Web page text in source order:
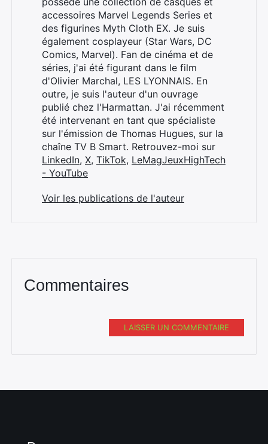
accessoires Marvel Legends Series et
des figurines Myth Cloth EX. Je suis
également cosplayeur (Star Wars, DC
Comics, Marvel). Fan de cinéma et de
séries, j'ai été figurant dans le film
d'Olivier Marchal, LES LYONNAIS. En
outre, je suis l'auteur d'un ouvrage
publié chez l'Harmattan. J'ai récemment
été intervenant en tant que spécialiste
sur l'émission de Thomas Hugues, sur la
chaîne TV B Smart. Retrouvez-moi sur
LinkedIn, X, TikTok, LeMagJeuxHighTech
- YouTube
Voir les publications de l'auteur
Commentaires
LAISSER UN COMMENTAIRE